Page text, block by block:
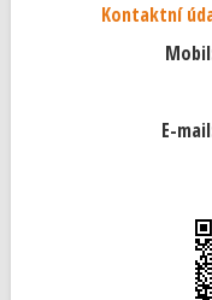
Kontaktní
E-